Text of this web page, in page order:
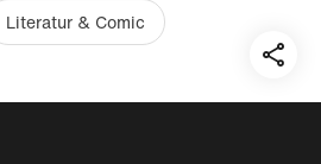
Literatur & Comic
auf: